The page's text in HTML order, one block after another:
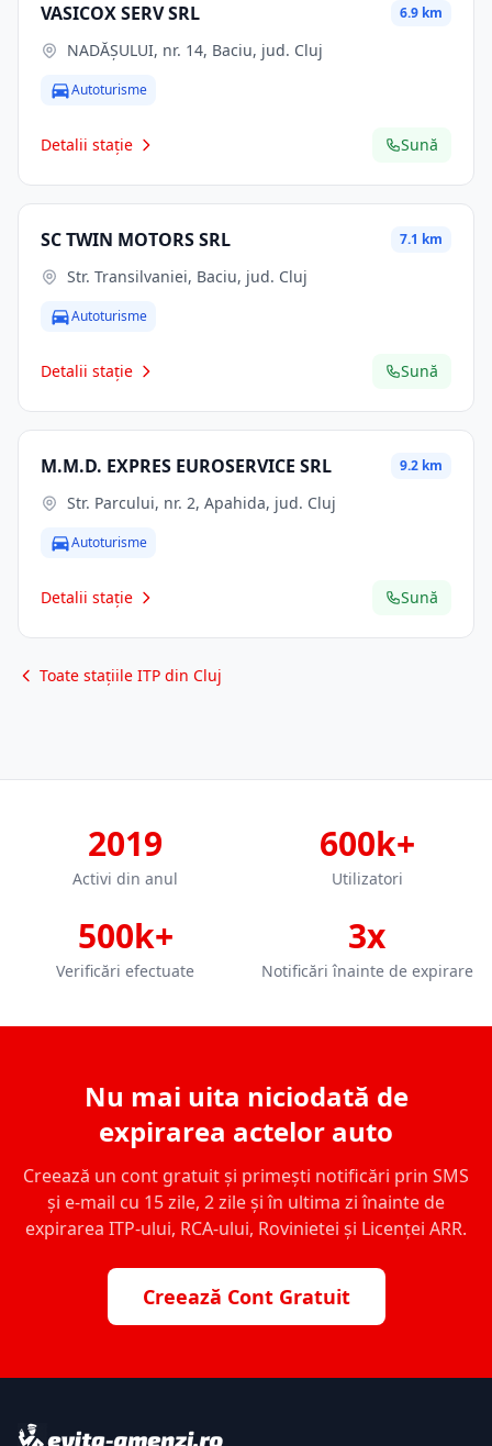
VASICOX SERV SRL 6.9 km
NADĂȘULUI, nr. 14, Baciu, jud. Cluj
Autoturisme
Detalii stație Sună
SC TWIN MOTORS SRL 7.1 km
Str. Transilvaniei, Baciu, jud. Cluj
Autoturisme
Detalii stație Sună
M.M.D. EXPRES EUROSERVICE SRL 9.2 km
Str. Parcului, nr. 2, Apahida, jud. Cluj
Autoturisme
Detalii stație Sună
Toate stațiile ITP din Cluj
2019
Activi din anul
600k+
Utilizatori
500k+
Verificări efectuate
3x
Notificări înainte de expirare
Nu mai uita niciodată de
expirarea actelor auto
Creează un cont gratuit și primești notificări prin SMS
și e-mail cu 15 zile, 2 zile și în ultima zi înainte de
expirarea ITP-ului, RCA-ului, Rovinietei și Licenței ARR.
Creează Cont Gratuit